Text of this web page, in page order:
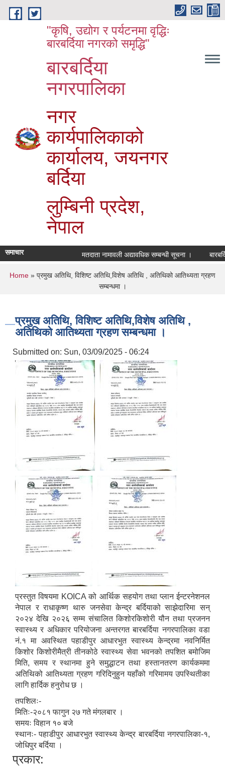
Skip to main content
"कृषि, उद्योग र पर्यटनमा वृद्धिः
बारबर्दिया नगरको समृद्धि"
बारबर्दिया
नगरपालिका
नगर
कार्यपालिकाको
कार्यालय, जयनगर
बर्दिया
लुम्बिनी प्रदेश,
नेपाल
समाचार मतदाता नामावली अद्यावधिक सम्बन्धी सूचना ।
You are here
Home » प्रमुख अतिथि, विशिष्ट अतिथि,विशेष अतिथि , अतिथिको आतिथ्यता ग्रहण
सम्बन्धमा ।
प्रमुख अतिथि, विशिष्ट अतिथि,विशेष अतिथि ,
अतिथिको आतिथ्यता ग्रहण सम्बन्धमा ।
Submitted on: Sun, 03/09/2025 - 06:24
प्रस्तुत विषयमा KOICA को आर्थिक सहयोग तथा प्लान ईन्टरनेशनल
नेपाल र राधाकृष्ण थारु जनसेवा केन्द्र बर्दियाको साझेदारिमा सन्
२०२४ देखि २०२६ सम्म संचालित किशोरकिशोरी यौन तथा प्रजनन
स्वास्थ्य र अधिकार परियोजना अन्तरगत बारबर्दिया नगरपालिका वडा
नं.१ मा अवस्थित पहाडीपुर आधारभुत स्वास्थ्य केन्द्रमा नवनिर्मित
किशोर किशोरीमैत्री तीनकोठे स्वास्थ्य सेवा भवनको तपशित बमोजिम
मिति, समय र स्थानमा हुने समुद्धाटन तथा हस्तानतरण कार्यकममा
अतिथिको आतिथ्यता ग्रहण गरिदिनुहुन यहाँको गरिमामय उपस्थितीका
लागि हार्दिक हनुरोध छ ।
तपशिलः-
मितिः-२०८१ फागुन २७ गते मंगलबार ।
समयः विहान १० बजे
स्थानः- पहाडीपुर आधारभुत स्वास्थ्य केन्द्र बारबर्दिया नगरपालिका-१,
जोधिपुर बर्दिया ।
प्रकार: